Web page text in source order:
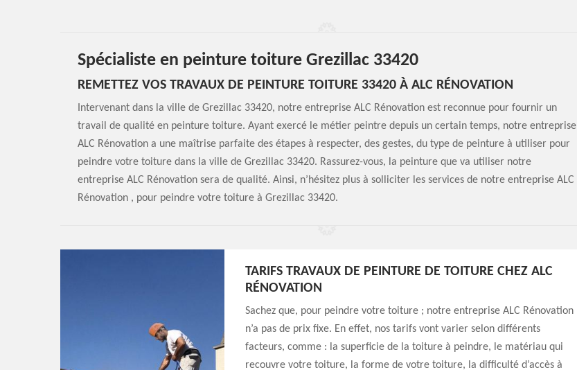
Spécialiste en peinture toiture Grezillac 33420
REMETTEZ VOS TRAVAUX DE PEINTURE TOITURE 33420 À ALC RÉNOVATION
Intervenant dans la ville de Grezillac 33420, notre entreprise ALC Rénovation est reconnue pour fournir un
travail de qualité en peinture toiture. Ayant exercé le métier peintre depuis un certain temps, notre entreprise
ALC Rénovation a une maîtrise parfaite des étapes à respecter, des gestes, du type de peinture à utiliser pour
peindre votre toiture dans la ville de Grezillac 33420. Rassurez-vous, la peinture que va utiliser notre
entreprise ALC Rénovation sera de qualité. Ainsi, n’hésitez plus à solliciter les services de notre entreprise ALC
Rénovation , pour peindre votre toiture à Grezillac 33420.
TARIFS TRAVAUX DE PEINTURE DE TOITURE CHEZ ALC
RÉNOVATION
Sachez que, pour peindre votre toiture ; notre entreprise ALC Rénovation
n’a pas de prix fixe. En effet, nos tarifs vont varier selon différents
facteurs, comme : la superficie de la toiture à peindre, le matériau qui
recouvre votre toiture, la forme de votre toiture, la difficulté d’accès à